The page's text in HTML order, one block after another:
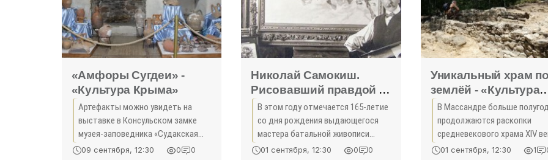
«Амфоры Сугдеи» -
«Культура Крыма»
Артефакты можно увидеть на
выставке в Консульском замке
музея-заповедника «Судакская
крепость». В экспозиции
09 сентября, 12:30 0 0
Николай Самокиш.
Рисовавший правдой -
«Культура Крыма»
В этом году отмечается 165-летие
со дня рождения выдающегося
мастера батальной живописи
академика Николая Самокиша,
01 сентября, 12:30 0 0
Уникальный храм
землёй - «Культура
Крыма»
В Массандре больше
продолжаются раскопки
средневекового храма XIV
сообщили в пресс-службе
01 сентября, 12:30 1